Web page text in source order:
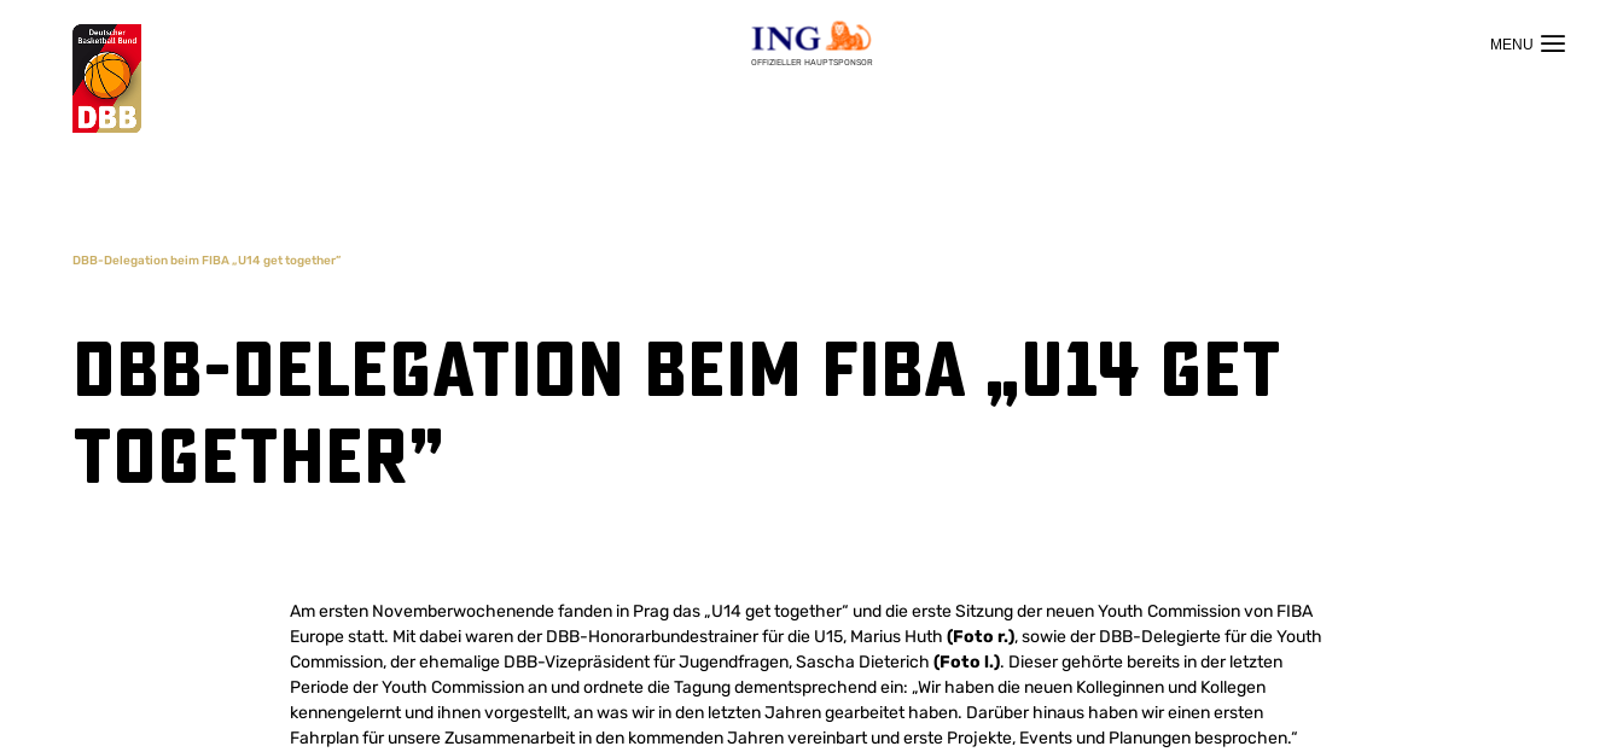
OFFIZIELLER HAUPTSPONSOR
Suchvorschläge
DBB-Delegation beim FIBA „U14 get together”
DBB-Delegation beim FIBA „U14 get
together”
Am ersten Novemberwochenende fanden in Prag das „U14 get together“ und die erste Sitzung der neuen Youth Commission von FIBA
Europe statt. Mit dabei waren der DBB-Honorarbundestrainer für die U15, Marius Huth (Foto r.), sowie der DBB-Delegierte für die Youth
Commission, der ehemalige DBB-Vizepräsident für Jugendfragen, Sascha Dieterich (Foto l.). Dieser gehörte bereits in der letzten
Periode der Youth Commission an und ordnete die Tagung dementsprechend ein: „Wir haben die neuen Kolleginnen und Kollegen
kennengelernt und ihnen vorgestellt, an was wir in den letzten Jahren gearbeitet haben. Darüber hinaus haben wir einen ersten
Fahrplan für unsere Zusammenarbeit in den kommenden Jahren vereinbart und erste Projekte, Events und Planungen besprochen.“